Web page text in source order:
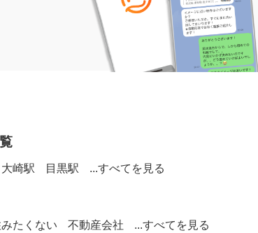
大崎駅 目黒駅 ...すべてを見る
たくない 不動産会社 ...すべてを見る